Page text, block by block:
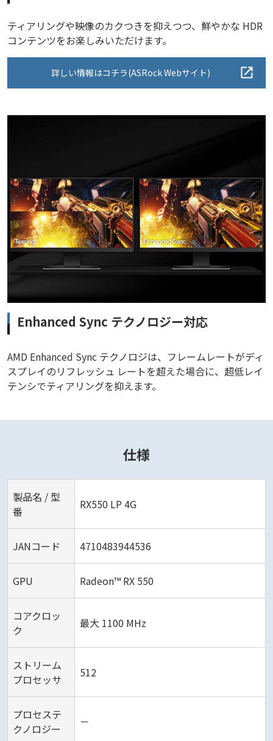
ティアリングや映像のカクつきを抑えつつ、鮮やかな HDR
コンテンツをお楽しみいただけます。
詳しい情報はコチラ(ASRock Webサイト)
Enhanced Sync テクノロジー対応
AMD Enhanced Sync テクノロジは、フレームレートがディ
スプレイのリフレッシュ レートを超えた場合に、超低レイ
テンシでティアリングを抑えます。
仕様
製品名 / 型
番
RX550 LP 4G
JANコード 4710483944536
GPU Radeon™ RX 550
コアクロッ
ク
最大 1100 MHz
ストリーム
プロセッサ
512
プロセステ
クノロジー
－